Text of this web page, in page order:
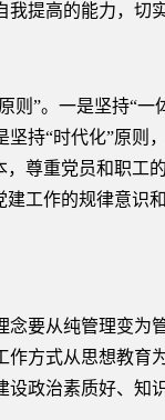
提高的能力，切
”。一是坚持“一
持“时代化”原则
尊重党员和职工
工作的规律意识
从纯管理变为
方式从思想教育
政治素质好、知